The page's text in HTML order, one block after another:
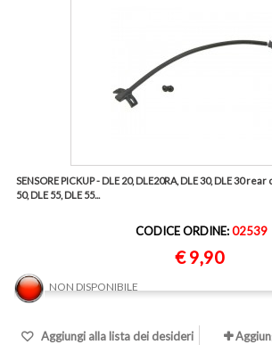
SENSORE PICKUP - DLE 20, DLE20RA, DLE 30, DLE 30
50, DLE 55, DLE 55...
CODICE ORDINE:02539
€ 9,90
NON DISPONIBILE
Aggiungi alla lista dei desideri